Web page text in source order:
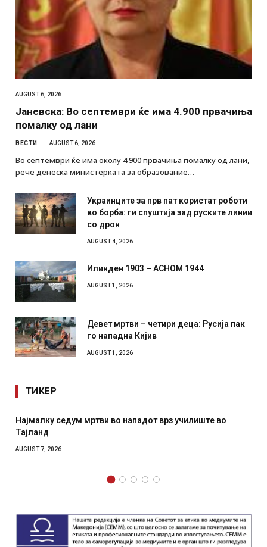
AUGUST 6, 2026
Јаневска: Во септември ќе има 4.900 првачиња
помалку од лани
ВЕСТИ AUGUST 6, 2026
Во септември ќе има околу 4.900 првачиња помалку од лани,
рече денеска министерката за образование…
Украинците за прв пат користат роботи
во борба: ги спуштија зад руските линии
со дрон
AUGUST 4, 2026
Илинден 1903 – АСНОМ 1944
AUGUST 1, 2026
Девет мртви – четири деца: Русија пак
го нападна Кијив
AUGUST 1, 2026
ТИКЕР
седум мртви во нападот врз училиште во
СОЗИС: